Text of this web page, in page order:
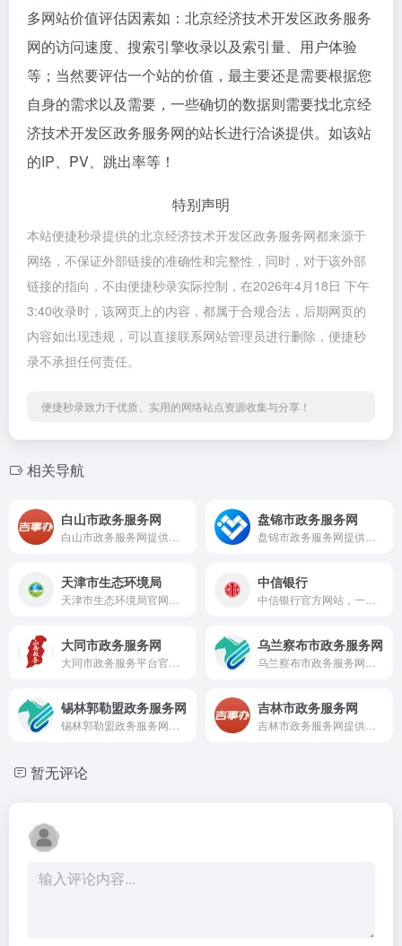
多网站价值评估因素如：北京经济技术开发区政务服务
网的访问速度、搜索引擎收录以及索引量、用户体验
等；当然要评估一个站的价值，最主要还是需要根据您
自身的需求以及需要，一些确切的数据则需要找北京经
济技术开发区政务服务网的站长进行洽谈提供。如该站
的IP、PV、跳出率等！
特别声明
本站便捷秒录提供的北京经济技术开发区政务服务网都来源于
网络，不保证外部链接的准确性和完整性，同时，对于该外部
链接的指向，不由便捷秒录实际控制，在2026年4月18日 下午
3:40收录时，该网页上的内容，都属于合规合法，后期网页的
内容如出现违规，可以直接联系网站管理员进行删除，便捷秒
录不承担任何责任。
便捷秒录致力于优质、实用的网络站点资源收集与分享！
相关导航
白山市政务服务网 盘锦市政务服务网
天津市生态环境局 中信银行
大同市政务服务网 乌兰察布市政务服务网
锡林郭勒盟政务服务网 吉林市政务服务网
暂无评论